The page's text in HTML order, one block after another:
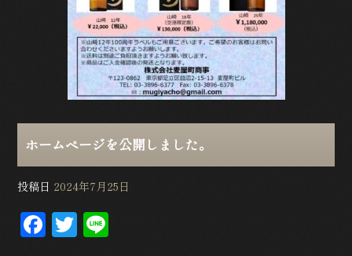
ホームページを公開しました。
投稿日 2024年7月25日
F T